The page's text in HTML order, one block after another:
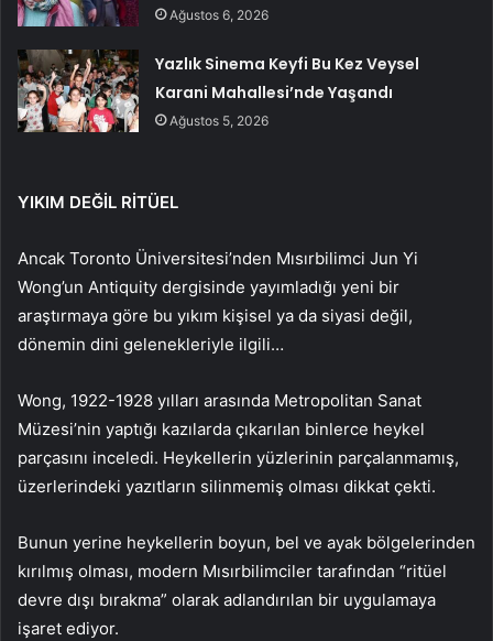
Ağustos 6, 2026
Yazlık Sinema Keyfi Bu Kez Veysel
Karani Mahallesi’nde Yaşandı
Ağustos 5, 2026
YIKIM DEĞİL RİTÜEL
Ancak Toronto Üniversitesi’nden Mısırbilimci Jun Yi
Wong’un Antiquity dergisinde yayımladığı yeni bir
araştırmaya göre bu yıkım kişisel ya da siyasi değil,
dönemin dini gelenekleriyle ilgili…
Wong, 1922-1928 yılları arasında Metropolitan Sanat
Müzesi’nin yaptığı kazılarda çıkarılan binlerce heykel
parçasını inceledi. Heykellerin yüzlerinin parçalanmamış,
üzerlerindeki yazıtların silinmemiş olması dikkat çekti.
Bunun yerine heykellerin boyun, bel ve ayak bölgelerinden
kırılmış olması, modern Mısırbilimciler tarafından “ritüel
devre dışı bırakma” olarak adlandırılan bir uygulamaya
işaret ediyor.